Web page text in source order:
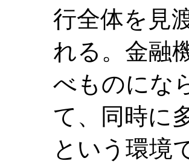
行全体を見
れる。金融
べものにな
て、同時に
という環境